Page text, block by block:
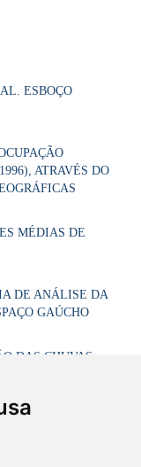
ESBOÇO
ATRAVÉS DO
MÉDIAS DE
DE ANÁLISE DA
GAÚCHO
DAS CHUVAS